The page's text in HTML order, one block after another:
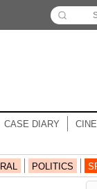
CASE DIARY
POLITICS